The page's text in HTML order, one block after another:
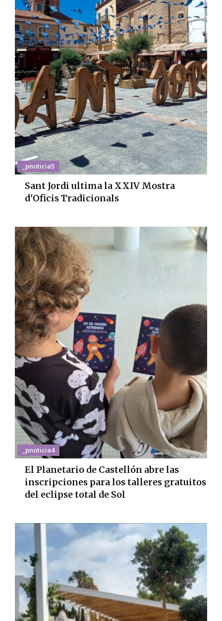
_pnoticia5
Sant Jordi ultima la XXIV Mostra
d'Oficis Tradicionals
_pnoticia4
El Planetario de Castellón abre las
inscripciones para los talleres gratuitos
del eclipse total de Sol